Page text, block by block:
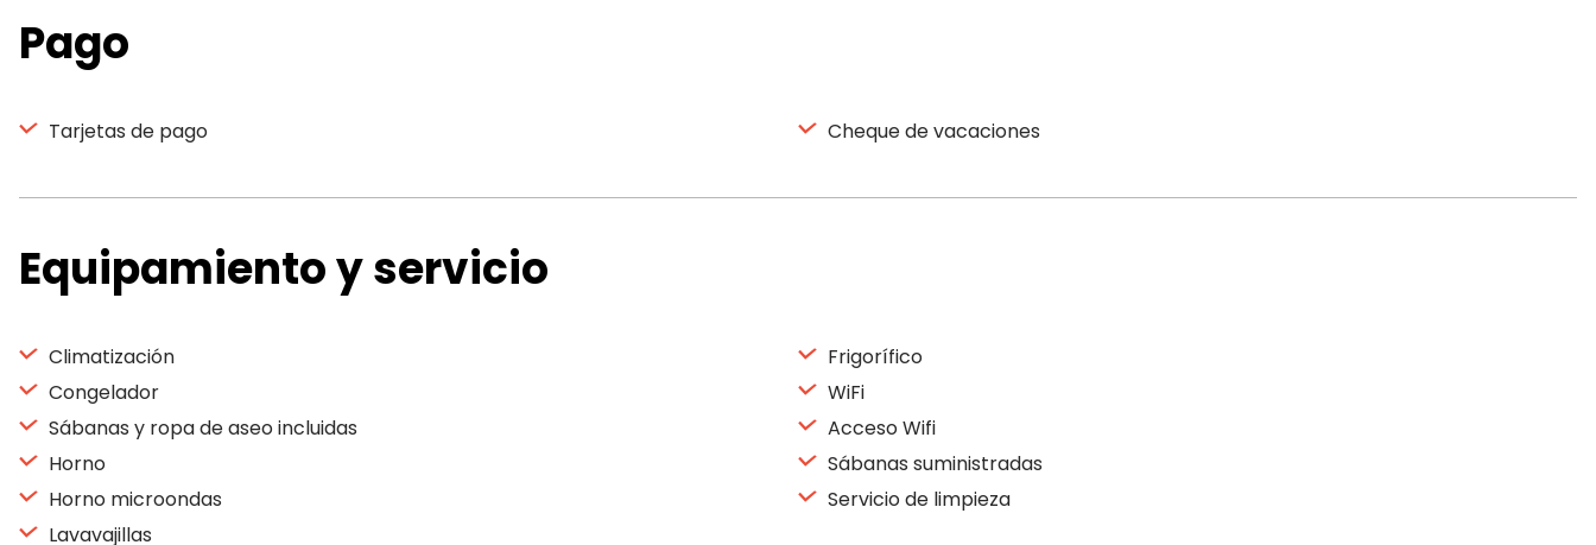
Pago
Tarjetas de pago Cheque de vacaciones
Equipamiento y servicio
Climatización
Congelador
Sábanas y ropa de aseo incluidas
Horno
Horno microondas
Lavavajillas
Frigorífico
WiFi
Acceso Wifi
Sábanas suministradas
Servicio de limpieza